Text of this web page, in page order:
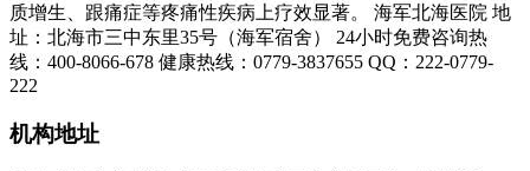
质增生、跟痛症等疼痛性疾病上疗效显著。 海军北海医院 地
址：北海市三中东里35号（海军宿舍） 24小时免费咨询热
线：400-8066-678 健康热线：0779-3837655 QQ：222-0779-
222
机构地址